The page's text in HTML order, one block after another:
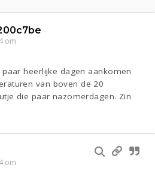
om
heerlijke dagen aankomen
van boven de 20
die paar nazomerdagen. Zin
om